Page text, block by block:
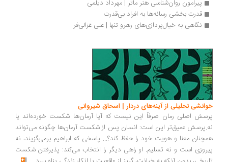
پیرامون روان‌شناسی هنر ماتر | مهرداد دیلمی
قدرت بخشی رسانه‌ها به افراد بی‌قدرت
نگاهی به خیال‌پردازی‌های رهرو تنها | علی غزالی‌فر
تحلیلی از آینه‌های دردار | اسحاق شیروانی
اصلی رمان صرفاً این نیست که آیا آرمان‌ها شکست خورده‌اند یا
عمیق‌تر این است: انسان پس از شکست آرمان‌ها چگونه می‌تواند
معنا و هویت خود را حفظ کند؟... پاسخی که ابراهیم برمی‌گزیند، نه
است و نه تسلیم. او راهی دیگر را انتخاب می‌کند: پذیرفتن شکست